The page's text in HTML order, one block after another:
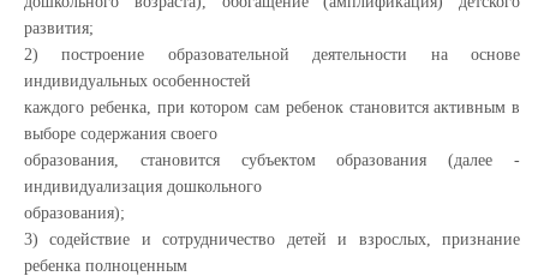
развития;
2) построение образовательной деятельности на основе
индивидуальных особенностей
каждого ребенка, при котором сам ребенок становится активным в
выборе содержания своего
образования, становится субъектом образования (далее -
индивидуализация дошкольного
образования);
3) содействие и сотрудничество детей и взрослых, признание
ребенка полноценным